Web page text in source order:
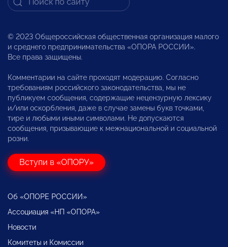
© 2023 Общероссийская общественная организация малого
и среднего предпринимательства «ОПОРА РОССИИ».
Все права защищены.
Комментарии на сайте проходят модерацию. Согласно
требованиям российского законодательства, мы не
публикуем сообщения, содержащие нецензурную лексику
и/или оскорбления, даже в случае замены букв точками,
тире и любыми иными символами. Не допускаются
сообщения, призывающие к межнациональной и социальной
розни.
Вступи в «ОПОРУ»
Об «ОПОРЕ РОССИИ»
Ассоциация «НП «ОПОРА»
Новости
Комитеты и Комиссии